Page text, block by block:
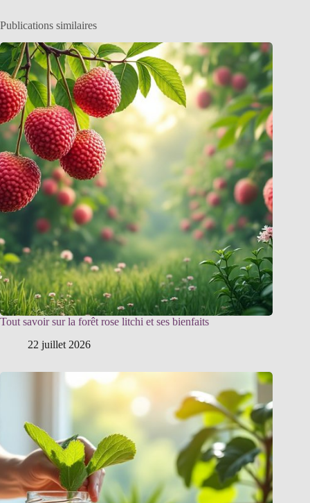
Publications similaires
Tout savoir sur la forêt rose litchi et ses bienfaits
22 juillet 2026